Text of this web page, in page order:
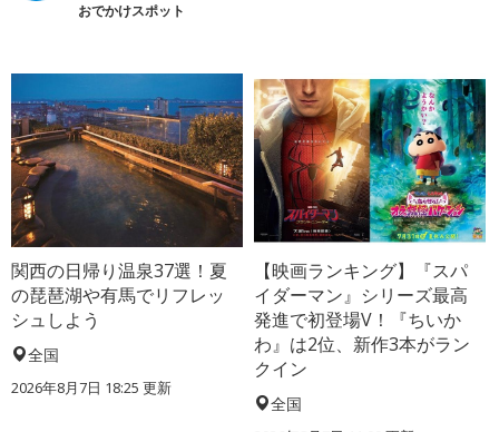
おでかけスポット
関西の日帰り温泉37選！夏
の琵琶湖や有馬でリフレッ
シュしよう
全国
2026年8月7日 18:25 更新
【映画ランキング】『スパ
イダーマン』シリーズ最高
発進で初登場V！『ちいか
わ』は2位、新作3本がラン
クイン
全国